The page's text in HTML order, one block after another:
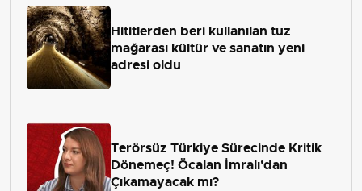
Hititlerden beri kullanılan tuz
mağarası kültür ve sanatın yeni
adresi oldu
Terörsüz Türkiye Sürecinde Kritik
Dönemeç! Öcalan İmralı'dan
Çıkamayacak mı?